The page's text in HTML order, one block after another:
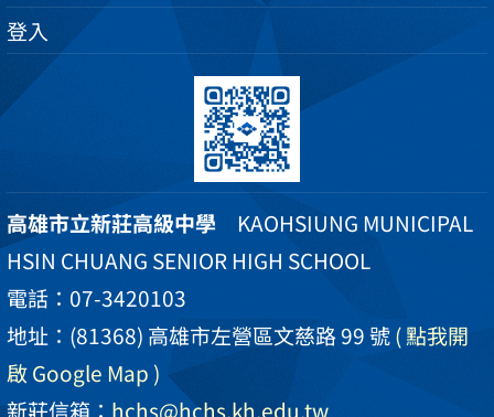
登入
高雄市立新莊高級中學 KAOHSIUNG MUNICIPAL
HSIN CHUANG SENIOR HIGH SCHOOL
電話：07-3420103
地址：(81368) 高雄市左營區文慈路 99 號( 點我開
啟 Google Map )
新莊信箱： hchs@hchs.kh.edu.tw